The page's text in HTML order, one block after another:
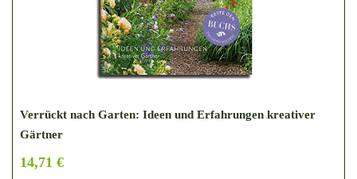
Verrückt nach Garten: Ideen und Erfahrungen kreativer
Gärtner
14,71 €